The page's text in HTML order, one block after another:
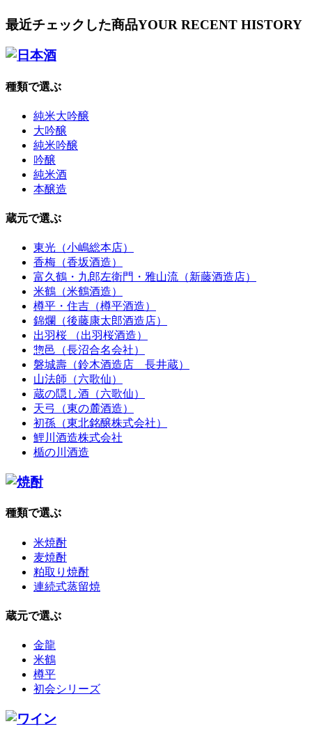
最近チェックした商品YOUR RECENT HISTORY
種類で選ぶ
純米大吟醸
大吟醸
純米吟醸
吟醸
純米酒
本醸造
蔵元で選ぶ
東光（小嶋総本店）
香梅（香坂酒造）
富久鶴・九郎左衛門・雅山流（新藤酒造店）
米鶴（米鶴酒造）
樽平・住吉（樽平酒造）
錦爛（後藤康太郎酒造店）
出羽桜 （出羽桜酒造）
惣邑（長沼合名会社）
磐城壽（鈴木酒造店 長井蔵）
山法師（六歌仙）
蔵の隠し酒（六歌仙）
天弓（東の麓酒造）
初孫（東北銘醸株式会社）
鯉川酒造株式会社
楯の川酒造
種類で選ぶ
米焼酎
麦焼酎
粕取り焼酎
連続式蒸留焼
蔵元で選ぶ
金龍
米鶴
樽平
初会シリーズ